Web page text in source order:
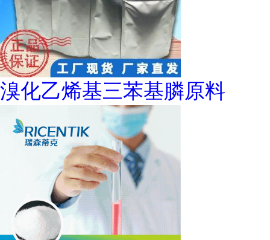
溴化乙烯基三苯基膦原料